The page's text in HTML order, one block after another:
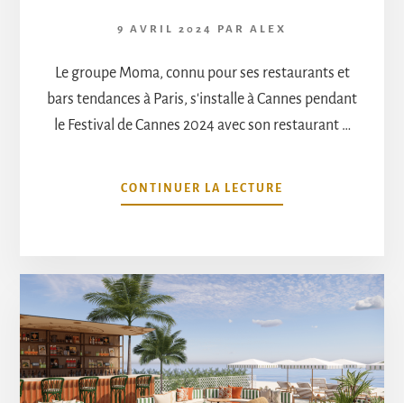
9 AVRIL 2024 PAR ALEX
Le groupe Moma, connu pour ses restaurants et
bars tendances à Paris, s'installe à Cannes pendant
le Festival de Cannes 2024 avec son restaurant …
CONTINUER LA LECTURE
PROPOSVECCHIO
PENDANT
LE
FESTIVAL
CANNES
2024